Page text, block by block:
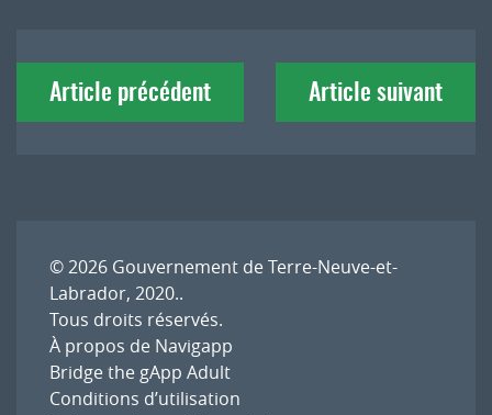
Navigation
deArticle précédent Article suivant
© 2026 Gouvernement de Terre-Neuve-et-
Labrador, 2020..
Tous droits réservés.
À propos de Navigapp
Bridge the gApp Adult
Conditions d’utilisation